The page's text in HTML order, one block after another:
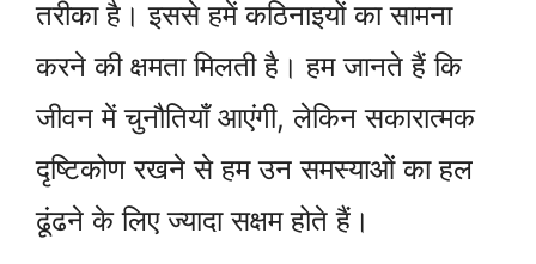
तरीका है। इससे हमें कठिनाइयों का सामना
करने की क्षमता मिलती है। हम जानते हैं कि
जीवन में चुनौतियाँ आएंगी, लेकिन सकारात्मक
दृष्टिकोण रखने से हम उन समस्याओं का हल
ढूंढने के लिए ज्यादा सक्षम होते हैं।